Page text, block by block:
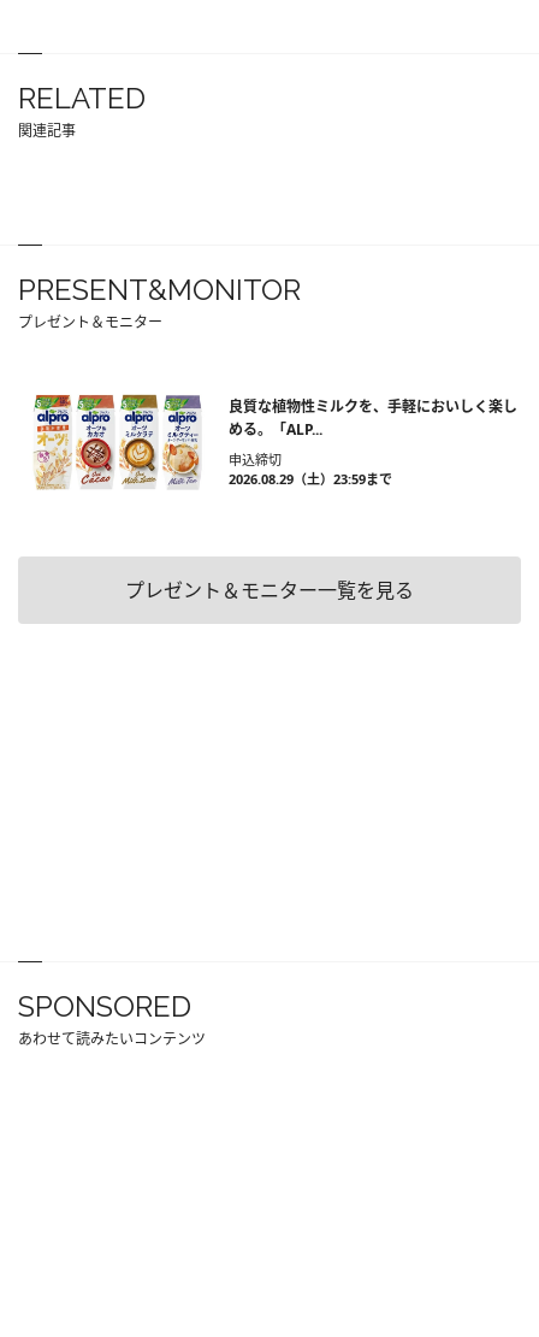
RELATED
関連記事
PRESENT&MONITOR
プレゼント＆モニター
良質な植物性ミルクを、手軽においしく楽し
める。「ALP...
申込締切
2026.08.29（土）23:59まで
プレゼント＆モニター一覧を見る
SPONSORED
あわせて読みたいコンテンツ